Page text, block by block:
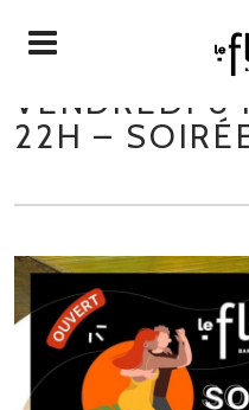
VENDREDI 8
22H –